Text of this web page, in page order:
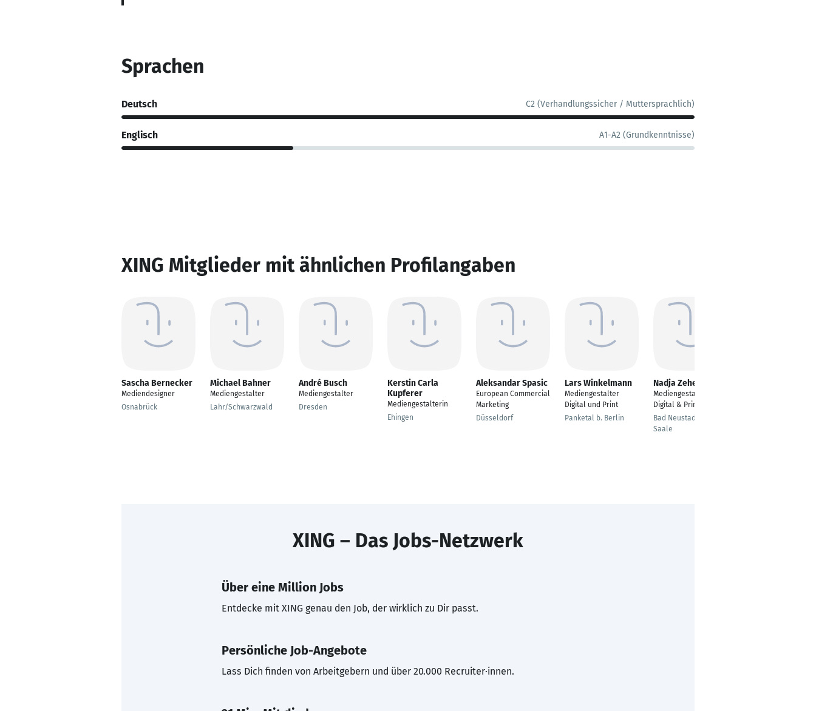
Sprachen
Deutsch C2 (Verhandlungssicher / Muttersprachlich)
Englisch A1-A2 (Grundkenntnisse)
XING Mitglieder mit ähnlichen Profilangaben
Sascha Bernecker
Mediendesigner
Osnabrück
Michael Bahner
Mediengestalter
Lahr/Schwarzwald
André Busch
Mediengestalter
Dresden
Kerstin Carla
Kupferer
Mediengestalterin
Ehingen
Aleksandar Spasic
European Commercial
Marketing
Düsseldorf
Lars Winkelmann
Mediengestalter
Digital und Print
Panketal b. Berlin
Nadja Zehe
Mediengestalterin
Digital & Print
Bad Neustadt an der
Saale
XING – Das Jobs-Netzwerk
Über eine Million Jobs
Entdecke mit XING genau den Job, der wirklich zu Dir passt.
Persönliche Job-Angebote
Lass Dich finden von Arbeitgebern und über 20.000 Recruiter·innen.